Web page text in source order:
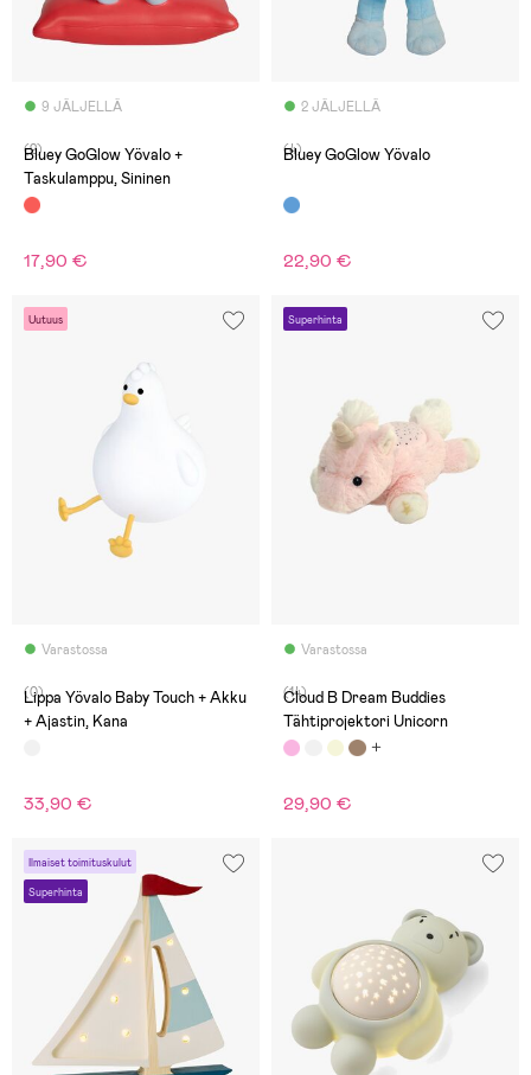
9 JÄLJELLÄ
(2)
Bluey GoGlow Yövalo +
Taskulamppu, Sininen
17,90 €
2 JÄLJELLÄ
(4)
Bluey GoGlow Yövalo
22,90 €
Uutuus
Varastossa
(0)
Lippa Yövalo Baby Touch + Akku
+ Ajastin, Kana
33,90 €
Superhinta
Varastossa
(14)
Cloud B Dream Buddies
Tähtiprojektori Unicorn
29,90 €
Ilmaiset toimituskulut
Superhinta